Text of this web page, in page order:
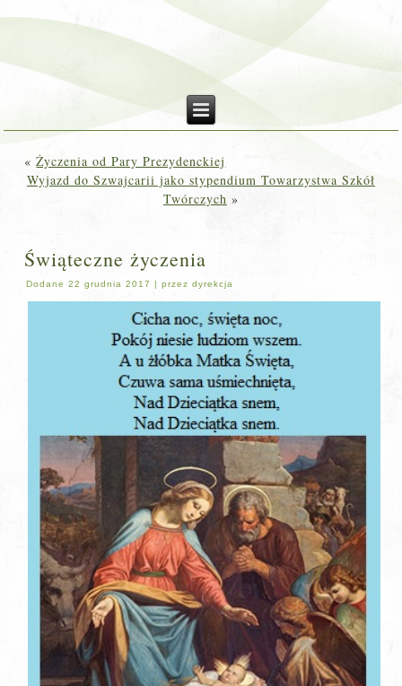
«Życzenia od Pary Prezydenckiej
Wyjazd do Szwajcarii jako stypendium Towarzystwa Szkół
Twórczych »
Świąteczne życzenia
Dodane 22 grudnia 2017 |przez dyrekcja